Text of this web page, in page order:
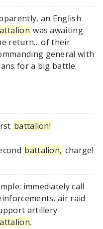
an English
was awaiting
return... of their
general with
for a big battle.
battalion!
battalion, charge!
immediately call
air raid
artillery